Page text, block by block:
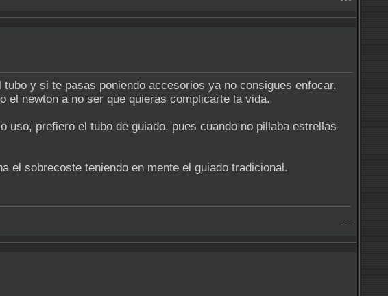
y si te pasas poniendo accesorios ya no consigues enfocar.
el newton a no ser que quieras complicarte la vida.
prefiero el tubo de guiado, pues cuando no pillaba estrellas
el sobrecoste teniendo en mente el guiado tradicional.
- - -